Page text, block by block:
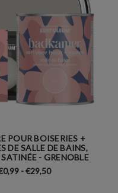
POUR BOISERIES +
DE SALLE DE BAINS,
- GRENOBLE
- €29,50